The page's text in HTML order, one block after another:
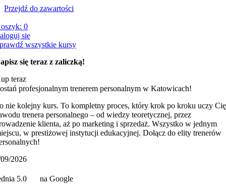
Przejdź do zawartości
0
się
wszystkie kursy
się teraz z zaliczką!
teraz
profesjonalnym trenerem personalnym w Katowicach!
nie kolejny kurs. To kompletny proces, który krok po kroku uczy Cię
trenera personalnego – od wiedzy teoretycznej, przez
klienta, aż po marketing i sprzedaż. Wszystko w jednym
w prestiżowej instytucji edukacyjnej. Dołącz do elity trenerów
2026
5.0
na Google